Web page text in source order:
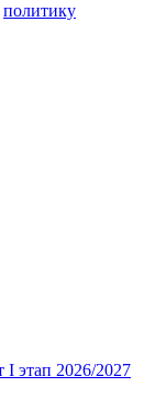
политику